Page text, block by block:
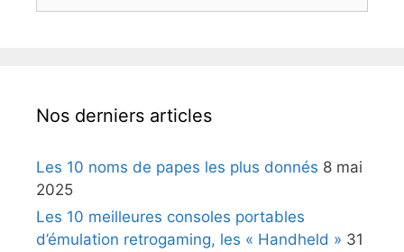
Nos derniers articles
Les 10 noms de papes les plus donnés 8 mai
2025
Les 10 meilleures consoles portables
d’émulation retrogaming, les « Handheld » 31